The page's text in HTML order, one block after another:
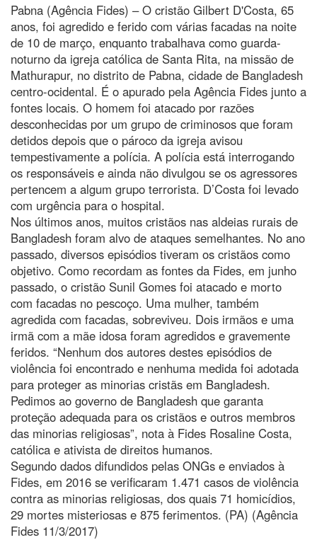
Pabna (Agência Fides) – O cristão Gilbert D'Costa, 65
anos, foi agredido e ferido com várias facadas na noite
de 10 de março, enquanto trabalhava como guarda-
noturno da igreja católica de Santa Rita, na missão de
Mathurapur, no distrito de Pabna, cidade de Bangladesh
centro-ocidental. É o apurado pela Agência Fides junto a
fontes locais. O homem foi atacado por razões
desconhecidas por um grupo de criminosos que foram
detidos depois que o pároco da igreja avisou
tempestivamente a polícia. A polícia está interrogando
os responsáveis e ainda não divulgou se os agressores
pertencem a algum grupo terrorista. D’Costa foi levado
com urgência para o hospital.
Nos últimos anos, muitos cristãos nas aldeias rurais de
Bangladesh foram alvo de ataques semelhantes. No ano
passado, diversos episódios tiveram os cristãos como
objetivo. Como recordam as fontes da Fides, em junho
passado, o cristão Sunil Gomes foi atacado e morto
com facadas no pescoço. Uma mulher, também
agredida com facadas, sobreviveu. Dois irmãos e uma
irmã com a mãe idosa foram agredidos e gravemente
feridos. “Nenhum dos autores destes episódios de
violência foi encontrado e nenhuma medida foi adotada
para proteger as minorias cristãs em Bangladesh.
Pedimos ao governo de Bangladesh que garanta
proteção adequada para os cristãos e outros membros
das minorias religiosas”, nota à Fides Rosaline Costa,
católica e ativista de direitos humanos.
Segundo dados difundidos pelas ONGs e enviados à
Fides, em 2016 se verificaram 1.471 casos de violência
contra as minorias religiosas, dos quais 71 homicídios,
29 mortes misteriosas e 875 ferimentos. (PA) (Agência
Fides 11/3/2017)